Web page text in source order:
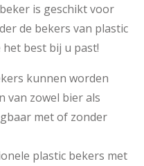
is geschikt voor
de bekers van plastic
best bij u past!
kunnen worden
van zowel bier als
met of zonder
plastic bekers met